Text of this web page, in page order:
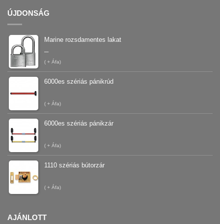
ÚJDONSÁG
Marine rozsdamentes lakat
–
( + Áfa)
6000es szériás pánikrúd
( + Áfa)
6000es szériás pánikzár
( + Áfa)
1110 szériás bútorzár
( + Áfa)
AJÁNLOTT